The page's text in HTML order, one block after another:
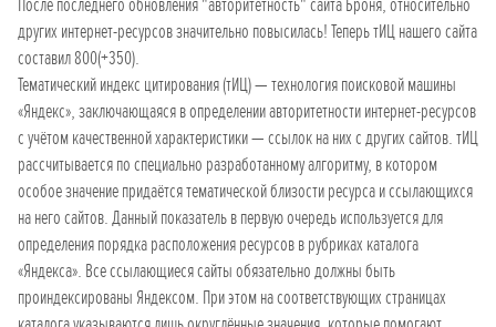
После последнего обновления "авторитетность" сайта Броня, относительно
других интернет-ресурсов значительно повысилась! Теперь тИЦ нашего сайта
составил 800(+350).
Тематический индекс цитирования (тИЦ) — технология поисковой машины
«Яндекс», заключающаяся в определении авторитетности интернет-ресурсов
с учётом качественной характеристики — ссылок на них с других сайтов. тИЦ
рассчитывается по специально разработанному алгоритму, в котором
особое значение придаётся тематической близости ресурса и ссылающихся
на него сайтов. Данный показатель в первую очередь используется для
определения порядка расположения ресурсов в рубриках каталога
«Яндекса». Все ссылающиеся сайты обязательно должны быть
проиндексированы Яндексом. При этом на соответствующих страницах